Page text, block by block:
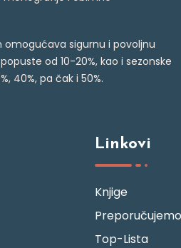
omogućava sigurnu i povoljnu
od 10-20%, kao i sezonske
40%, pa čak i 50%.
Linkovi
Knjige
Preporučujemo
Top-Lista